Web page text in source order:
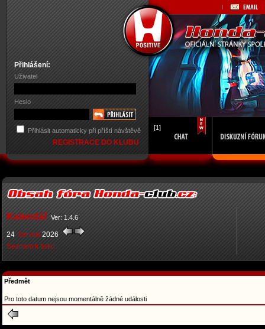
Přihlášení:
Uživatel
Heslo
Přihlásit automaticky při příští návštěvě
REGISTRACE DO KLUBU
[1]
Kalendář Ver: 1.4.6
24 červen 2026
Seznam k tisku
Předmět
Pro toto datum nejsou momentálně žádné události